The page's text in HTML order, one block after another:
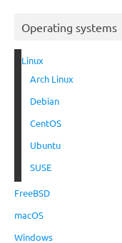
Operating systems
Linux
Arch Linux
Debian
CentOS
Ubuntu
SUSE
FreeBSD
macOS
Windows